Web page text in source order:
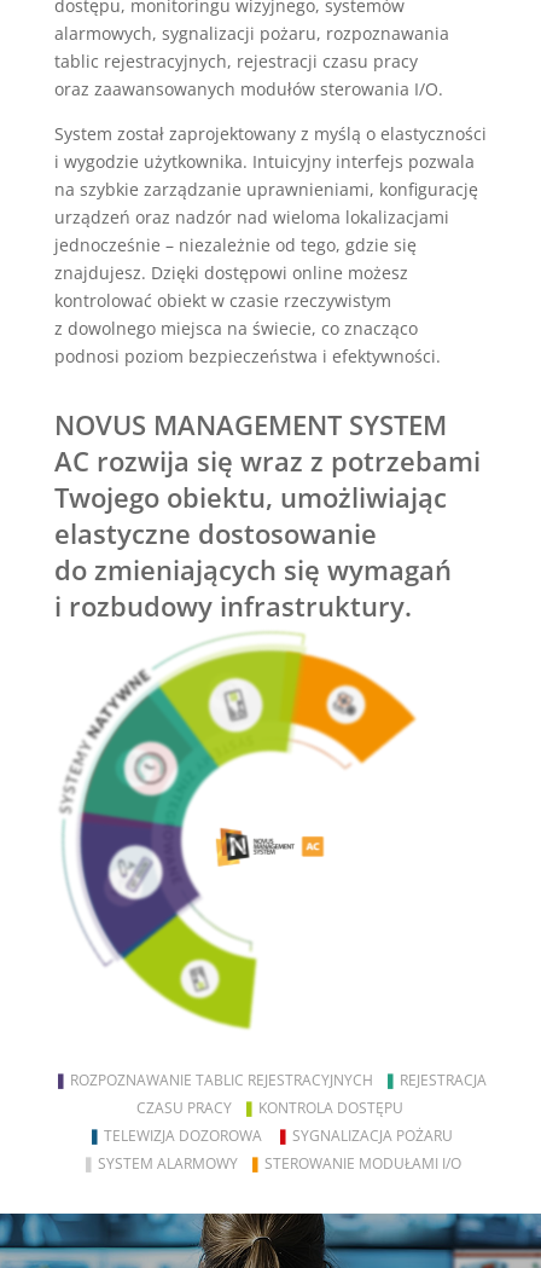
dostępu, monitoringu wizyjnego, systemów
alarmowych, sygnalizacji pożaru, rozpoznawania
tablic rejestracyjnych, rejestracji czasu pracy
oraz zaawansowanych modułów sterowania I/O.
System został zaprojektowany z myślą o elastyczności
i wygodzie użytkownika. Intuicyjny interfejs pozwala
na szybkie zarządzanie uprawnieniami, konfigurację
urządzeń oraz nadzór nad wieloma lokalizacjami
jednocześnie – niezależnie od tego, gdzie się
znajdujesz. Dzięki dostępowi online możesz
kontrolować obiekt w czasie rzeczywistym
z dowolnego miejsca na świecie, co znacząco
podnosi poziom bezpieczeństwa i efektywności.
NOVUS MANAGEMENT SYSTEM
AC rozwija się wraz z potrzebami
Twojego obiektu, umożliwiając
elastyczne dostosowanie
do zmieniających się wymagań
i rozbudowy infrastruktury.
❚ ROZPOZNAWANIE TABLIC REJESTRACYJNYCH ❚ REJESTRACJA
CZASU PRACY
❚ KONTROLA DOSTĘPU
❚ TELEWIZJA DOZOROWA ❚ SYGNALIZACJA POŻARU
❚ SYSTEM ALARMOWY ❚ STEROWANIE MODUŁAMI I/O